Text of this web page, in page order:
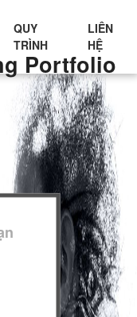
Portfolio
QUY
TRÌNH
LIÊN
HỆ